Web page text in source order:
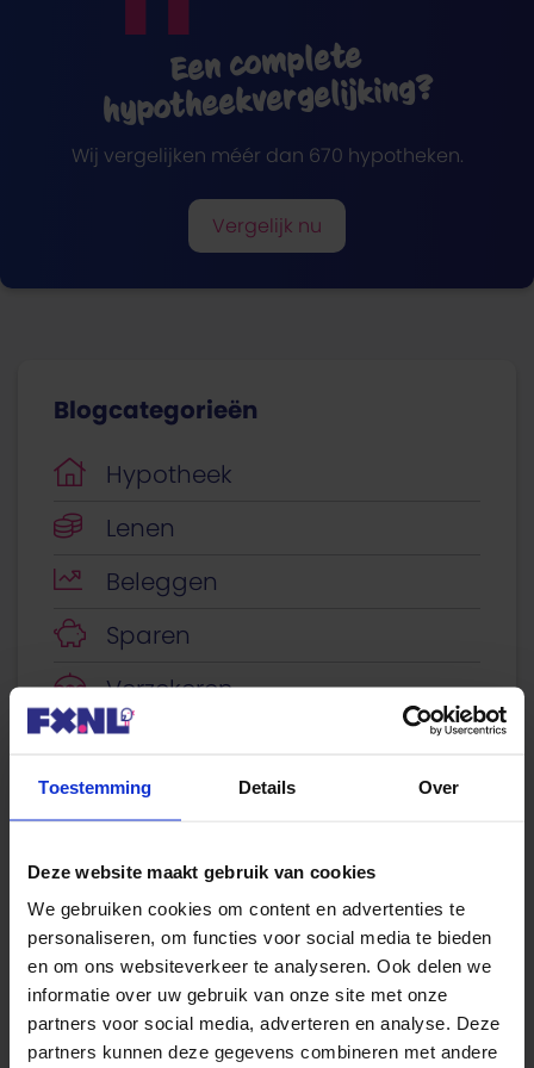
Toestemming Details Over
Deze website maakt gebruik van cookies
We gebruiken cookies om content en advertenties te
personaliseren, om functies voor social media te bieden
en om ons websiteverkeer te analyseren. Ook delen we
informatie over uw gebruik van onze site met onze
partners voor social media, adverteren en analyse. Deze
partners kunnen deze gegevens combineren met andere
Een complete
hypotheekvergelijking?
Wij vergelijken méér dan 670 hypotheken.
Vergelijk nu
Blogcategorieën
Hypotheek
Lenen
Beleggen
Sparen
Verzekeren
Energie
Economie
Bespaartips
Tip: ontvang de actuele rente via